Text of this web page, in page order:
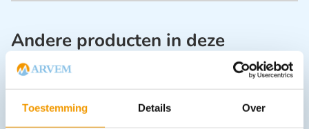
Toestemming Details Over
Andere producten in deze
categorie: